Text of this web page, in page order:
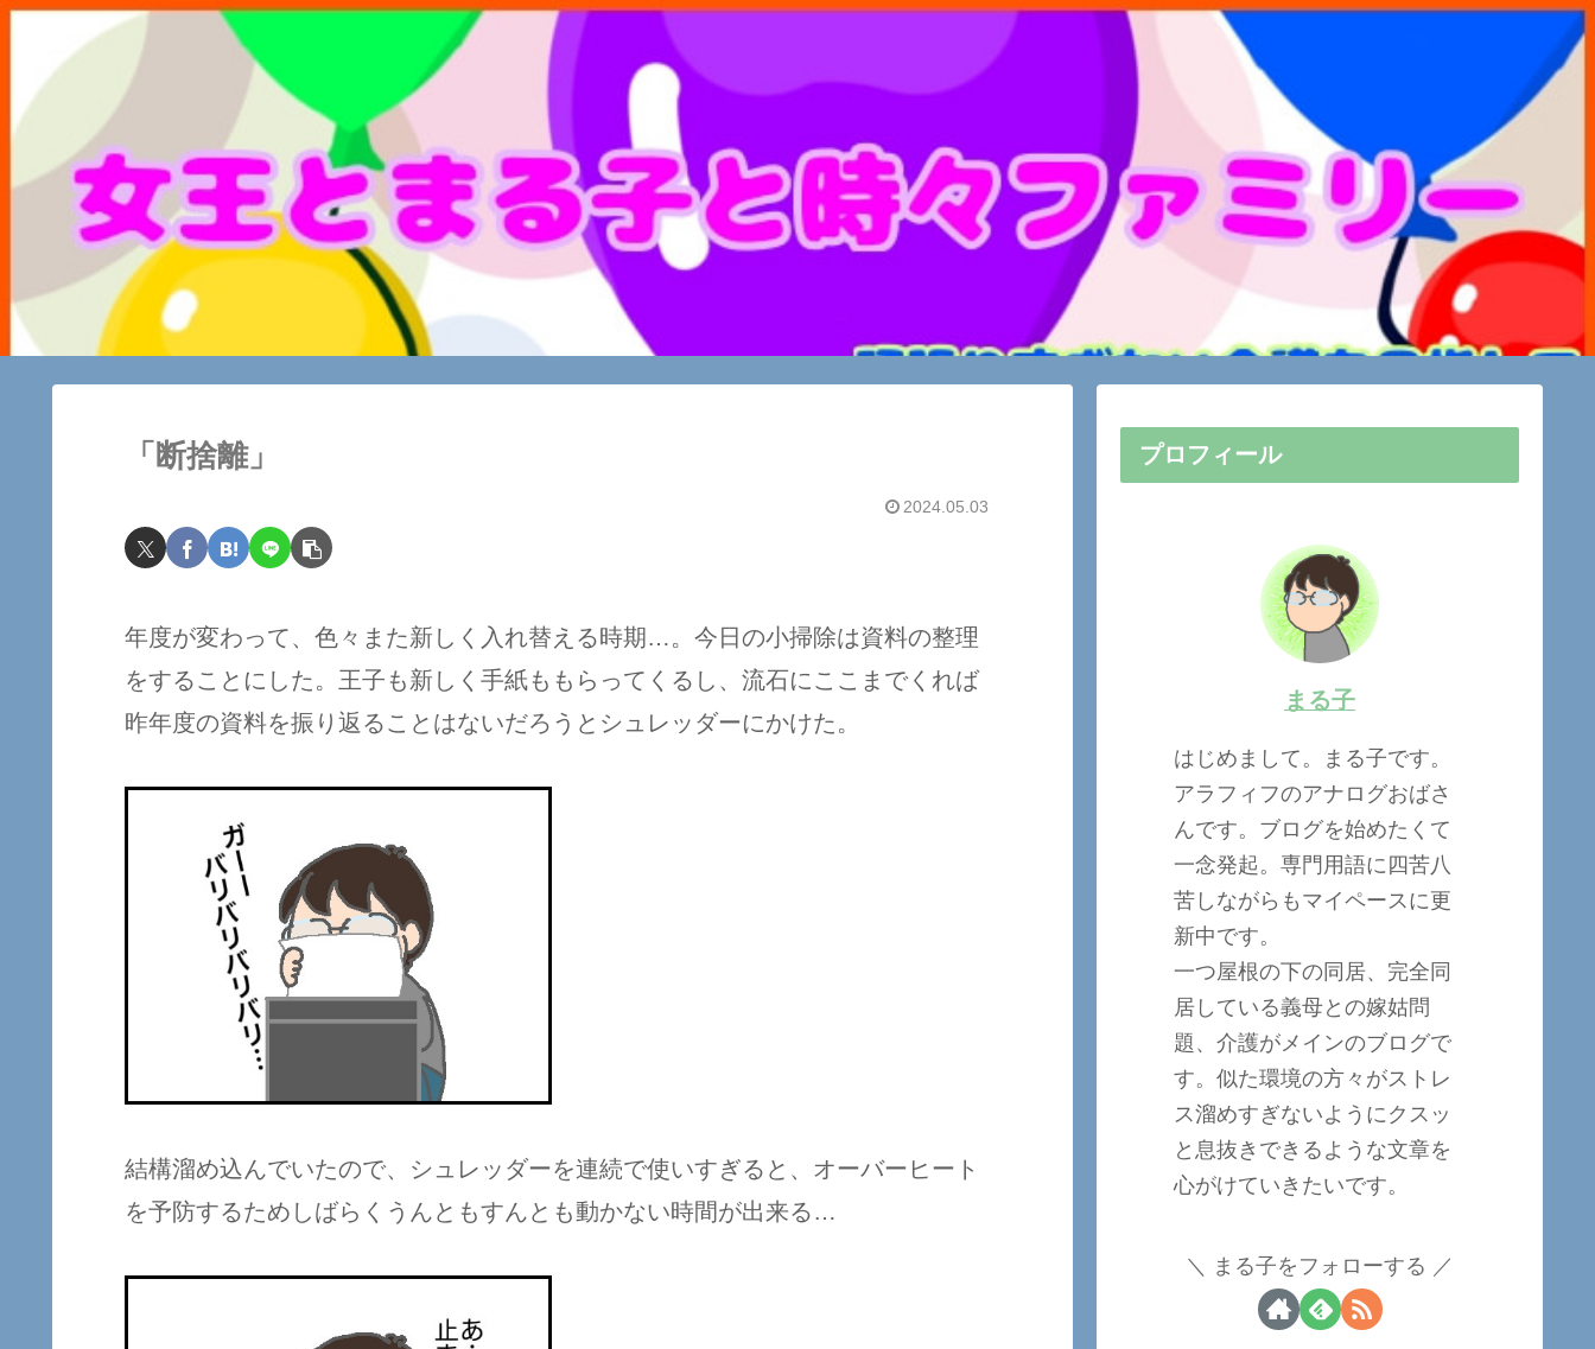
「断捨離」
2024.05.03
年度が変わって、色々また新しく入れ替える時期…。今日の小掃除は資料の整理
をすることにした。王子も新しく手紙ももらってくるし、流石にここまでくれば
昨年度の資料を振り返ることはないだろうとシュレッダーにかけた。
結構溜め込んでいたので、シュレッダーを連続で使いすぎると、オーバーヒート
を予防するためしばらくうんともすんとも動かない時間が出来る…
プロフィール
まる子
はじめまして。まる子です。
アラフィフのアナログおばさ
んです。ブログを始めたくて
一念発起。専門用語に四苦八
苦しながらもマイペースに更
新中です。
一つ屋根の下の同居、完全同
居している義母との嫁姑問
題、介護がメインのブログで
す。似た環境の方々がストレ
ス溜めすぎないようにクスッ
と息抜きできるような文章を
心がけていきたいです。
まる子をフォローする